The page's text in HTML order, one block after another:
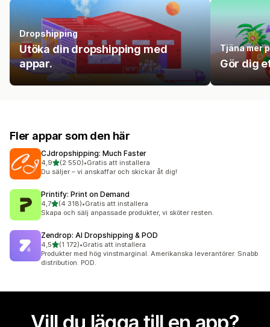
Dropshipping
Utöka din dropshipping med
appar.
Tjäna mer
Gör dig
Fler appar som den här
CJdropshipping: Much Faster
4,9av 5 stjärnor
(2 550)
2550 recensioner totalt
•Gratis att installera
Du säljer – vi anskaffar och skickar åt dig!
Printify: Print on Demand
4,7av 5 stjärnor
(4 318)
4318 recensioner totalt
•Gratis att installera
Skapa och sälj anpassade produkter, vi sköter resten.
Zendrop: AI Dropshipping & POD
4,5av 5 stjärnor
(1 172)
1172 recensioner totalt
•Gratis att installera
Produkter med hög vinstmarginal. Amerikanska leverantörer. Snabb
distribution. POD.